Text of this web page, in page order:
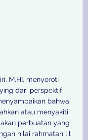
M.HI. menyoroti
dari perspektif
bahwa
atau menyakiti
perbuatan yang
nilai rahmatan lil